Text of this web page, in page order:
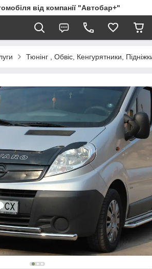
від компанії "Автобар+"
Тюнінг , Обвіс, Кенгурятники,